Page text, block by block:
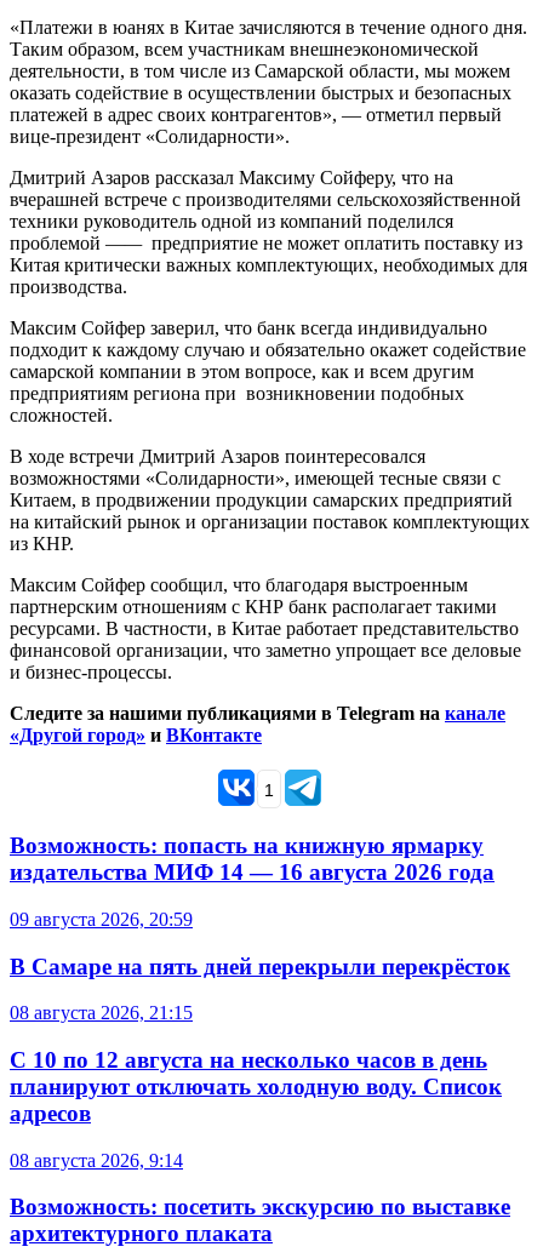
«Платежи в юанях в Китае зачисляются в течение одного дня.
Таким образом, всем участникам внешнеэкономической
деятельности, в том числе из Самарской области, мы можем
оказать содействие в осуществлении быстрых и безопасных
платежей в адрес своих контрагентов», — отметил первый
вице-президент «Солидарности».
Дмитрий Азаров рассказал Максиму Сойферу, что на
вчерашней встрече с производителями сельскохозяйственной
техники руководитель одной из компаний поделился
проблемой —— предприятие не может оплатить поставку из
Китая критически важных комплектующих, необходимых для
производства.
Максим Сойфер заверил, что банк всегда индивидуально
подходит к каждому случаю и обязательно окажет содействие
самарской компании в этом вопросе, как и всем другим
предприятиям региона при возникновении подобных
сложностей.
В ходе встречи Дмитрий Азаров поинтересовался
возможностями «Солидарности», имеющей тесные связи с
Китаем, в продвижении продукции самарских предприятий
на китайский рынок и организации поставок комплектующих
из КНР.
Максим Сойфер сообщил, что благодаря выстроенным
партнерским отношениям с КНР банк располагает такими
ресурсами. В частности, в Китае работает представительство
финансовой организации, что заметно упрощает все деловые
и бизнес-процессы.
Следите за нашими публикациями в Telegram на канале
«Другой город» и ВКонтакте
1
Возможность: попасть на книжную ярмарку
издательства МИФ 14 — 16 августа 2026 года
09 августа 2026, 20:59
В Самаре на пять дней перекрыли перекрёсток
08 августа 2026, 21:15
С 10 по 12 августа на несколько часов в день
планируют отключать холодную воду. Список
адресов
08 августа 2026, 9:14
Возможность: посетить экскурсию по выставке
архитектурного плаката